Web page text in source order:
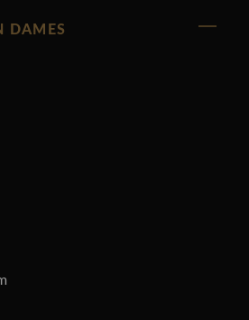
DAMES